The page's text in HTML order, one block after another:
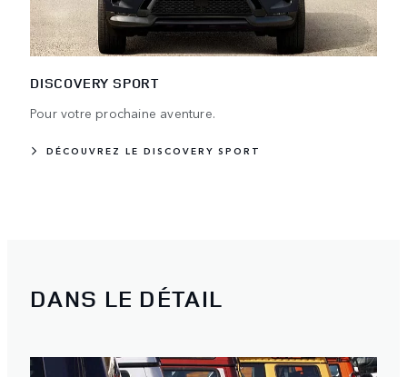
DISCOVERY SPORT
Pour votre prochaine aventure.
DÉCOUVREZ LE DISCOVERY SPORT
DANS LE DÉTAIL